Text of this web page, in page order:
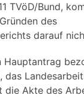
TVöD/Bund,
des
darauf
Hauptantrag
das
die Akte des